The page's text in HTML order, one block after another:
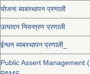
योजना ब्यबस्थापन प्रणाली
उत्पादन नियन्त्रण प्रणाली
ईन्धन ब्यबस्थापन प्रणाली_
Public Assert Management (